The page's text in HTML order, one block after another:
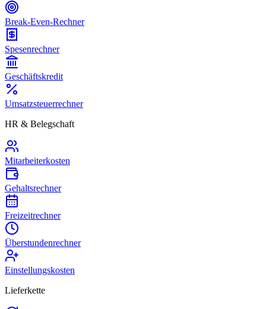
Break-Even-Rechner
Spesenrechner
Geschäftskredit
Umsatzsteuerrechner
HR & Belegschaft
Mitarbeiterkosten
Gehaltsrechner
Freizeitrechner
Überstundenrechner
Einstellungskosten
Lieferkette